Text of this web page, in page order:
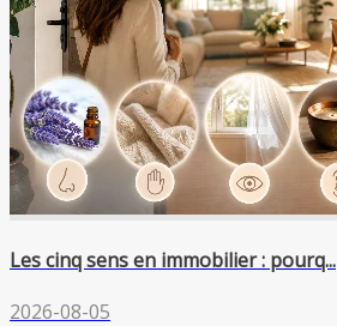
Les cinq sens en immobilier : pourq...
2026-08-05